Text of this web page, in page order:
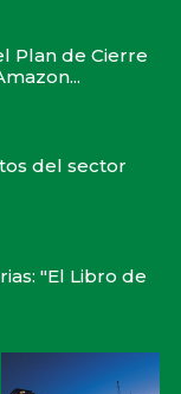
Plan de Cierre
del sector
"El Libro de